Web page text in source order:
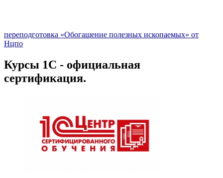
переподготовка «Обогащение полезных ископаемых» от
Нцпо
Курсы 1С - официальная
сертификация.